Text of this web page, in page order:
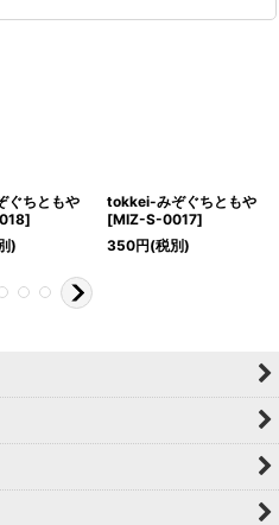
ぐちともや
]
)
tokkei-みぞぐちともや
[MIZ-S-0017]
350円(税別)